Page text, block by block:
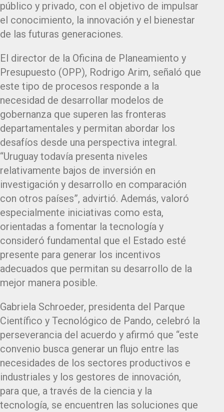
público y privado, con el objetivo de impulsar
el conocimiento, la innovación y el bienestar
de las futuras generaciones.
El director de la Oficina de Planeamiento y
Presupuesto (OPP), Rodrigo Arim, señaló que
este tipo de procesos responde a la
necesidad de desarrollar modelos de
gobernanza que superen las fronteras
departamentales y permitan abordar los
desafíos desde una perspectiva integral.
“Uruguay todavía presenta niveles
relativamente bajos de inversión en
investigación y desarrollo en comparación
con otros países”, advirtió. Además, valoró
especialmente iniciativas como esta,
orientadas a fomentar la tecnología y
consideró fundamental que el Estado esté
presente para generar los incentivos
adecuados que permitan su desarrollo de la
mejor manera posible.
Gabriela Schroeder, presidenta del Parque
Científico y Tecnológico de Pando, celebró la
perseverancia del acuerdo y afirmó que “este
convenio busca generar un flujo entre las
necesidades de los sectores productivos e
industriales y los gestores de innovación,
para que, a través de la ciencia y la
tecnología, se encuentren las soluciones que